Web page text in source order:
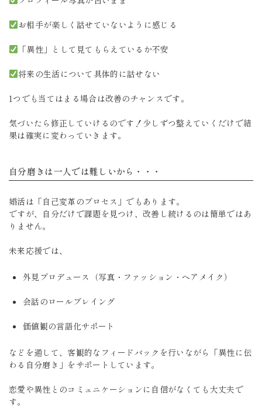
お相手が楽しく話せていないように感じる
「異性」として見てもらえているか不安
将来の生活について具体的に話せない
1つでも当てはまる場合は改善のチャンスです。
気づいたら修正していけるのです！少しずつ整えていくだけで結
果は確実に変わっていきます。
自分磨きは一人では難しいから・・・
婚活は「自己変革のプロセス」でもあります。
ですが、自分だけで課題を見つけ、改善し続けるのは簡単ではあ
りません。
未来応援では、
外見プロデュース（写真・ファッション・ヘアメイク）
会話のロールプレイング
価値観の言語化サポート
などを通して、客観的なフィードバックを行いながら「異性に伝
わる自分磨き」をサポートしています。
恋愛や異性とのコミュニケーションに自信がなくても大丈夫で
す。